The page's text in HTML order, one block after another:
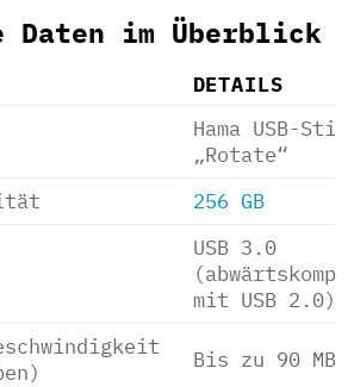
Daten im Überblick
DETAILS
Hama USB-
„Rotate“
256 GB
USB 3.0
mit USB 2.0)
Bis zu 90 MB/